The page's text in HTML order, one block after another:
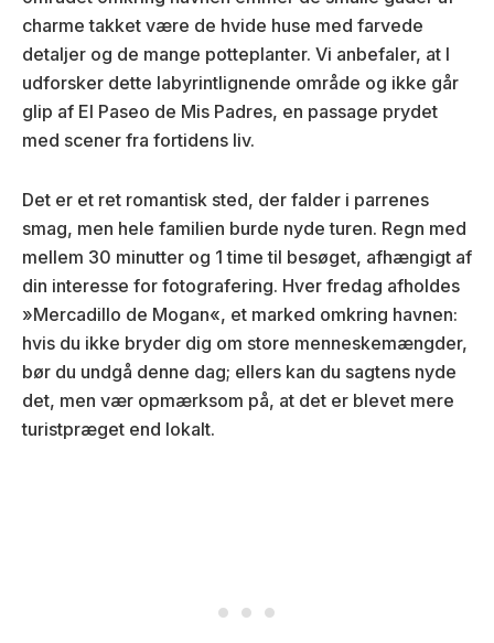
charme takket være de hvide huse med farvede
detaljer og de mange potteplanter. Vi anbefaler, at I
udforsker dette labyrintlignende område og ikke går
glip af El Paseo de Mis Padres, en passage prydet
med scener fra fortidens liv.
Det er et ret romantisk sted, der falder i parrenes
smag, men hele familien burde nyde turen. Regn med
mellem 30 minutter og 1 time til besøget, afhængigt af
din interesse for fotografering. Hver fredag afholdes
»Mercadillo de Mogan«, et marked omkring havnen:
hvis du ikke bryder dig om store menneskemængder,
bør du undgå denne dag; ellers kan du sagtens nyde
det, men vær opmærksom på, at det er blevet mere
turistpræget end lokalt.